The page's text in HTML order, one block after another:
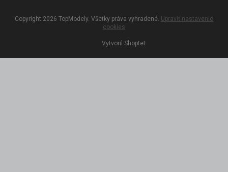
Vytvoril Shoptet
Copyright 2026 TopModely. Všetky práva vyhradené. Upraviť nastavenie
cookies